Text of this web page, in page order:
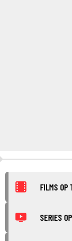
FILMS OP
SERIES